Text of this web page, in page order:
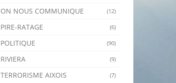
(12)
ON NOUS COMMUNIQUE
(6)
PIRE-RATAGE
(90)
POLITIQUE
(9)
RIVIERA
(7)
TERRORISME AIXOIS